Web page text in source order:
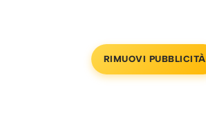
RIMUOVI PUBBLICITÀ